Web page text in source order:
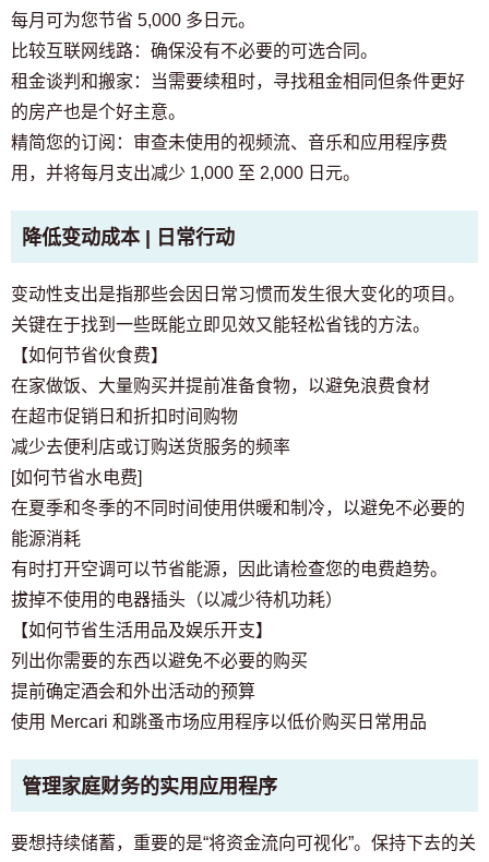
每月可为您节省 5,000 多日元。
比较互联网线路：确保没有不必要的可选合同。
租金谈判和搬家：当需要续租时，寻找租金相同但条件更好
的房产也是个好主意。
精简您的订阅：审查未使用的视频流、音乐和应用程序费
用，并将每月支出减少 1,000 至 2,000 日元。
降低变动成本 | 日常行动
变动性支出是指那些会因日常习惯而发生很大变化的项目。
关键在于找到一些既能立即见效又能轻松省钱的方法。
【如何节省伙食费】
在家做饭、大量购买并提前准备食物，以避免浪费食材
在超市促销日和折扣时间购物
减少去便利店或订购送货服务的频率
[如何节省水电费]
在夏季和冬季的不同时间使用供暖和制冷，以避免不必要的
能源消耗
有时打开空调可以节省能源，因此请检查您的电费趋势。
拔掉不使用的电器插头（以减少待机功耗）
【如何节省生活用品及娱乐开支】
列出你需要的东西以避免不必要的购买
提前确定酒会和外出活动的预算
使用 Mercari 和跳蚤市场应用程序以低价购买日常用品
管理家庭财务的实用应用程序
要想持续储蓄，重要的是“将资金流向可视化”。保持下去的关